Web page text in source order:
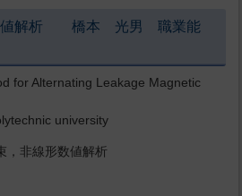
値解析 橋本 光男 職業能
for Alternating Leakage Magnetic
university
非線形数値解析